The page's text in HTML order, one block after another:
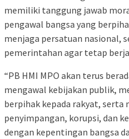
memiliki tanggung jawab
pengawal bangsa yang
menjaga persatuan nasional,
pemerintahan agar tetap
“PB HMI MPO akan terus
mengawal kebijakan publik,
berpihak kepada rakyat,
penyimpangan, korupsi, dan
dengan kepentingan bangsa